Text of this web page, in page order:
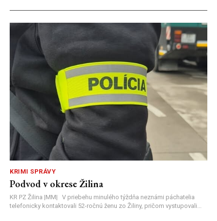
KRIMI SPRÁVY
Podvod v okrese Žilina
KR PZ Žilina |MM| V priebehu minulého týždňa neznámi páchatelia
telefonicky kontaktovali 52-ročnú ženu zo Žiliny, pričom vystupovali...